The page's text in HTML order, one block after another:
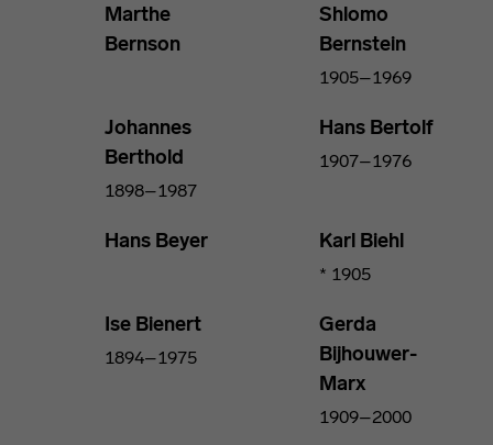
Marthe
Bernson
Shlomo
Bernstein
1905–1969
Johannes
Berthold
1898–1987
Hans Bertolf
1907–1976
Hans Beyer Karl Biehl
* 1905
Ise Bienert
1894–1975
Gerda
Bijhouwer-
Marx
1909–2000